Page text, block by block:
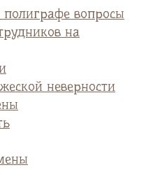
вопросы
на
неверности